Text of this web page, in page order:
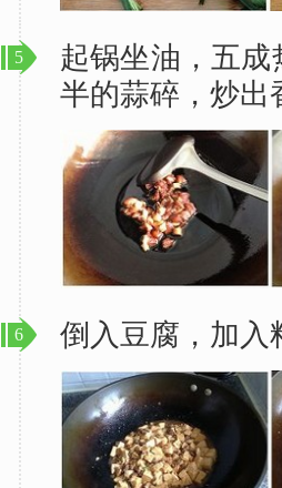
5
起锅坐油，五
半的蒜碎，炒出
6 倒入豆腐，加入